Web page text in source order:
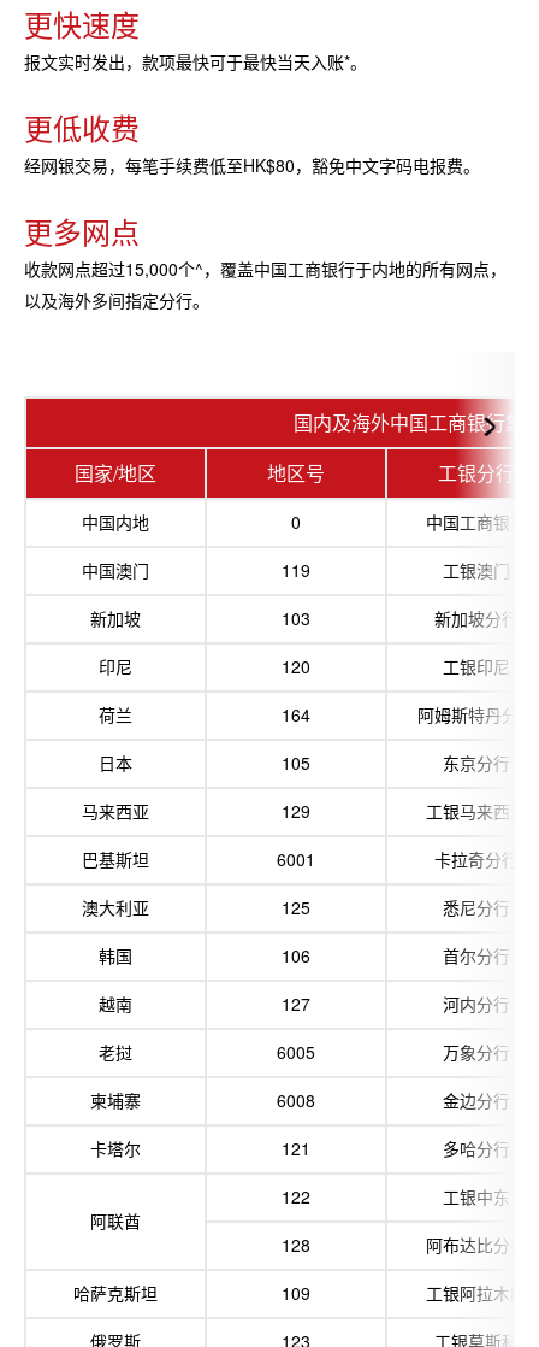
更快速度
报文实时发出，款项最快可于最快当天入账*。
更低收费
经网银交易，每笔手续费低至HK$80，豁免中文字码电报费。
更多网点
收款网点超过15,000个^，覆盖中国工商银行于内地的所有网点，
以及海外多间指定分行。
国内及海外中国工商银行集
国家/地区
地区号 工银分行
中国内地 0
中国工商银行
中国澳门
119
工银澳门
新加坡
103
新加坡分行
印尼
120
工银印尼
荷兰
164
阿姆斯特丹分行
日本
105
东京分行
马来西亚
129
工银马来西亚
巴基斯坦
6001
卡拉奇分行
澳大利亚
125
悉尼分行
韩国
106
首尔分行
越南
127
河内分行
老挝
6005
万象分行
柬埔寨
6008
金边分行
卡塔尔
121 多哈分行
阿联酋
122
工银中东
128
阿布达比分行
哈萨克斯坦
109
工银阿拉木图
俄罗斯
123 工银莫斯科